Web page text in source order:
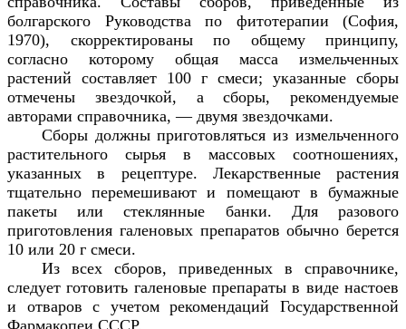
болгарского Руководства по фитотерапии (София,
1970), скорректированы по общему принципу,
согласно которому общая масса измельченных
растений составляет 100 г смеси; указанные сборы
отмечены звездочкой, а сборы, рекомендуемые
авторами справочника, — двумя звездочками.
Сборы должны приготовляться из измельченного
растительного сырья в массовых соотношениях,
указанных в рецептуре. Лекарственные растения
тщательно перемешивают и помещают в бумажные
пакеты или стеклянные банки. Для разового
приготовления галеновых препаратов обычно берется
10 или 20 г смеси.
Из всех сборов, приведенных в справочнике,
следует готовить галеновые препараты в виде настоев
и отваров с учетом рекомендаций Государственной
Фармакопеи СССР.